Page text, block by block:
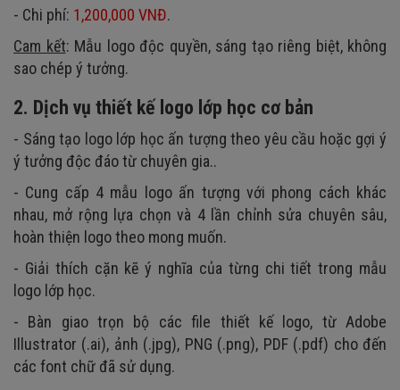
- Chi phí: 1,200,000 VNĐ.
Cam kết: Mẫu logo độc quyền, sáng tạo riêng biệt, không
sao chép ý tưởng.
2. Dịch vụ thiết kế logo lớp học cơ bản
- Sáng tạo logo lớp học ấn tượng theo yêu cầu hoặc gợi ý
ý tưởng độc đáo từ chuyên gia..
- Cung cấp 4 mẫu logo ấn tượng với phong cách khác
nhau, mở rộng lựa chọn và 4 lần chỉnh sửa chuyên sâu,
hoàn thiện logo theo mong muốn.
- Giải thích cặn kẽ ý nghĩa của từng chi tiết trong mẫu
logo lớp học.
- Bàn giao trọn bộ các file thiết kế logo, từ Adobe
Illustrator (.ai), ảnh (.jpg), PNG (.png), PDF (.pdf) cho đến
các font chữ đã sử dụng.